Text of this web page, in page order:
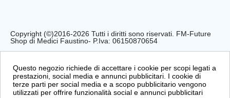
Copyright (©)2016-2026 Tutti i diritti sono riservati. FM-Future
Shop di Medici Faustino- P.Iva: 06150870654
Questo negozio richiede di accettare i cookie per scopi legati a
prestazioni, social media e annunci pubblicitari. I cookie di
terze parti per social media e a scopo pubblicitario vengono
utilizzati per offrire funzionalità social e annunci pubblicitari